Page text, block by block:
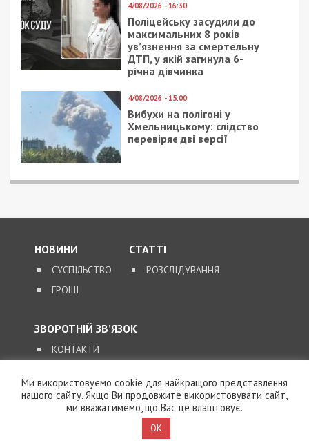
Следующая статья:
Как безработным днепрянам получить
пособие во время карантина
ГОЛОВНЕ ЗА ДЕНЬ
працювали на
та коригували ракетні
удари по Україні
2/10/2020 - 11:47 2/07/2019 - 16:55
Ми використовуємо cookie для найкращого представлення
нашого сайту. Якщо Ви продовжите використовувати сайт,
ми вважатимемо, що Вас це влаштовує.
OK